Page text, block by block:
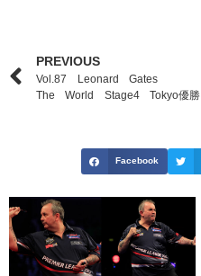
PREVIOUS
Vol.87 Leonard Gates
The World Stage4 Tokyo優勝
Facebook